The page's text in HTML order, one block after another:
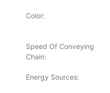
Color:
Speed Of Conveying
Chain:
Energy Sources: